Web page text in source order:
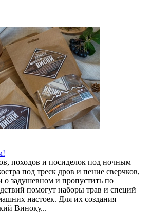
походов и посиделок под ночным
под треск дров и пение сверчков,
о задушевном и пропустить по
помогут наборы трав и специй
настоек. Для их создания
Виноку...